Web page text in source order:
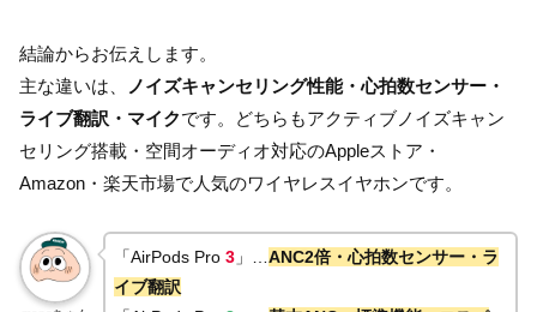
結論からお伝えします。
主な違いは、
ノイズキャンセリング性能・心拍数センサー・
ライブ翻訳・マイクです。どちらもアクティブノイズキャン
セリング搭載・空間オーディオ対応のAppleストア・
Amazon・楽天市場で人気のワイヤレスイヤホンです。
「AirPods Pro 3 」… ANC2倍・心拍数センサー・ラ
イブ翻訳